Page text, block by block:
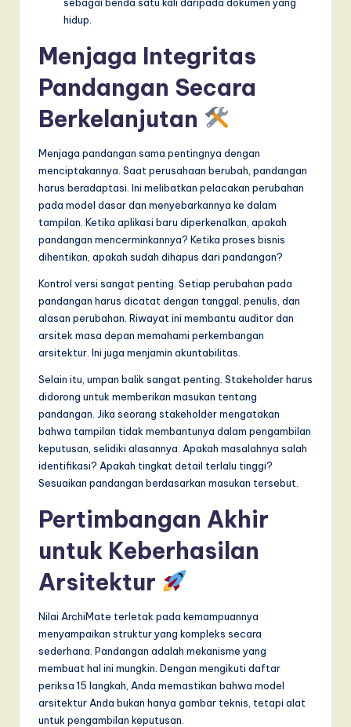
hidup.
Menjaga Integritas
Pandangan Secara
Berkelanjutan
Menjaga pandangan sama pentingnya dengan
menciptakannya. Saat perusahaan berubah, pandangan
harus beradaptasi. Ini melibatkan pelacakan perubahan
pada model dasar dan menyebarkannya ke dalam
tampilan. Ketika aplikasi baru diperkenalkan, apakah
pandangan mencerminkannya? Ketika proses bisnis
dihentikan, apakah sudah dihapus dari pandangan?
Kontrol versi sangat penting. Setiap perubahan pada
pandangan harus dicatat dengan tanggal, penulis, dan
alasan perubahan. Riwayat ini membantu auditor dan
arsitek masa depan memahami perkembangan
arsitektur. Ini juga menjamin akuntabilitas.
Selain itu, umpan balik sangat penting. Stakeholder harus
didorong untuk memberikan masukan tentang
pandangan. Jika seorang stakeholder mengatakan
bahwa tampilan tidak membantunya dalam pengambilan
keputusan, selidiki alasannya. Apakah masalahnya salah
identifikasi? Apakah tingkat detail terlalu tinggi?
Sesuaikan pandangan berdasarkan masukan tersebut.
Pertimbangan Akhir
untuk Keberhasilan
Arsitektur
Nilai ArchiMate terletak pada kemampuannya
menyampaikan struktur yang kompleks secara
sederhana. Pandangan adalah mekanisme yang
membuat hal ini mungkin. Dengan mengikuti daftar
periksa 15 langkah, Anda memastikan bahwa model
arsitektur Anda bukan hanya gambar teknis, tetapi alat
untuk pengambilan keputusan.